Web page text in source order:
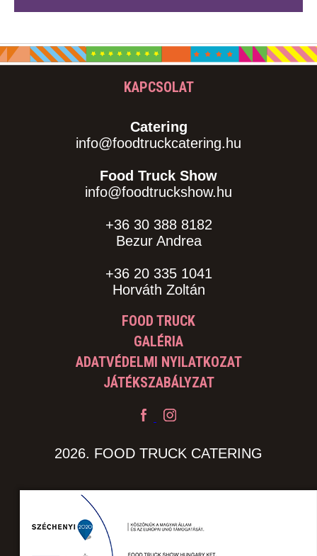
KAPCSOLAT
Catering
info@foodtruckcatering.hu
Food Truck Show
info@foodtruckshow.hu
+36 30 388 8182
Bezur Andrea
+36 20 335 1041
Horváth Zoltán
FOOD TRUCK
GALÉRIA
ADATVÉDELMI NYILATKOZAT
JÁTÉKSZABÁLYZAT
2026. FOOD TRUCK CATERING